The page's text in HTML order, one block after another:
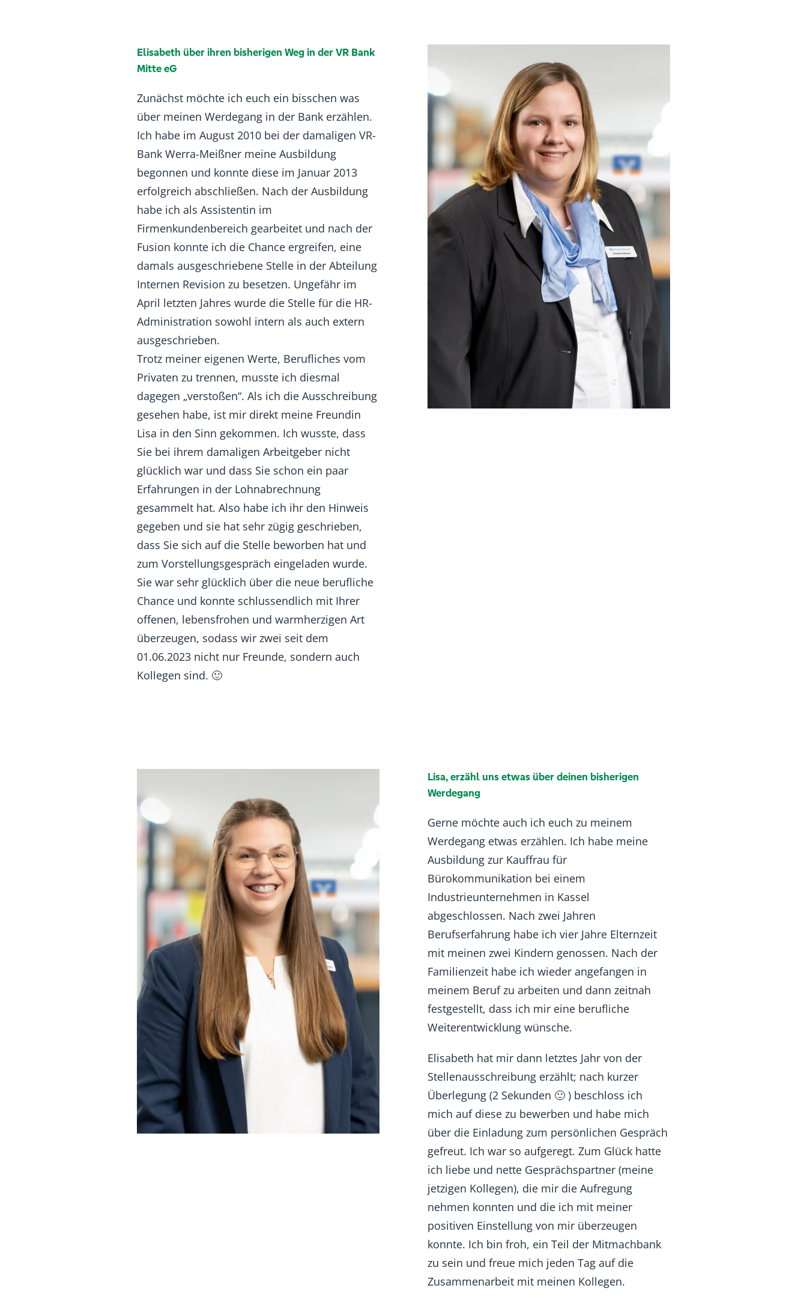
Elisabeth über ihren bisherigen Weg in der VR Bank
Mitte eG
Zunächst möchte ich euch ein bisschen was
über meinen Werdegang in der Bank erzählen.
Ich habe im August 2010 bei der damaligen VR-
Bank Werra-Meißner meine Ausbildung
begonnen und konnte diese im Januar 2013
erfolgreich abschließen. Nach der Ausbildung
habe ich als Assistentin im
Firmenkundenbereich gearbeitet und nach der
Fusion konnte ich die Chance ergreifen, eine
damals ausgeschriebene Stelle in der Abteilung
Internen Revision zu besetzen. Ungefähr im
April letzten Jahres wurde die Stelle für die HR-
Administration sowohl intern als auch extern
ausgeschrieben.
Trotz meiner eigenen Werte, Berufliches vom
Privaten zu trennen, musste ich diesmal
dagegen „verstoßen“. Als ich die Ausschreibung
gesehen habe, ist mir direkt meine Freundin
Lisa in den Sinn gekommen. Ich wusste, dass
Sie bei ihrem damaligen Arbeitgeber nicht
glücklich war und dass Sie schon ein paar
Erfahrungen in der Lohnabrechnung
gesammelt hat. Also habe ich ihr den Hinweis
gegeben und sie hat sehr zügig geschrieben,
dass Sie sich auf die Stelle beworben hat und
zum Vorstellungsgespräch eingeladen wurde.
Sie war sehr glücklich über die neue berufliche
Chance und konnte schlussendlich mit Ihrer
offenen, lebensfrohen und warmherzigen Art
überzeugen, sodass wir zwei seit dem
01.06.2023 nicht nur Freunde, sondern auch
Kollegen sind. 🙂
Lisa, erzähl uns etwas über deinen bisherigen
Werdegang
Gerne möchte auch ich euch zu meinem
Werdegang etwas erzählen. Ich habe meine
Ausbildung zur Kauffrau für
Bürokommunikation bei einem
Industrieunternehmen in Kassel
abgeschlossen. Nach zwei Jahren
Berufserfahrung habe ich vier Jahre Elternzeit
mit meinen zwei Kindern genossen. Nach der
Familienzeit habe ich wieder angefangen in
meinem Beruf zu arbeiten und dann zeitnah
festgestellt, dass ich mir eine berufliche
Weiterentwicklung wünsche.
Elisabeth hat mir dann letztes Jahr von der
Stellenausschreibung erzählt; nach kurzer
Überlegung (2 Sekunden 🙂 ) beschloss ich
mich auf diese zu bewerben und habe mich
über die Einladung zum persönlichen Gespräch
gefreut. Ich war so aufgeregt. Zum Glück hatte
ich liebe und nette Gesprächspartner (meine
jetzigen Kollegen), die mir die Aufregung
nehmen konnten und die ich mit meiner
positiven Einstellung von mir überzeugen
konnte. Ich bin froh, ein Teil der Mitmachbank
zu sein und freue mich jeden Tag auf die
Zusammenarbeit mit meinen Kollegen.